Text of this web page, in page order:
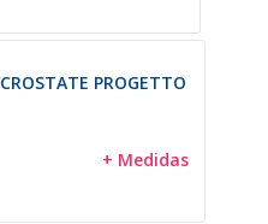
PROGETTO
+ Medidas